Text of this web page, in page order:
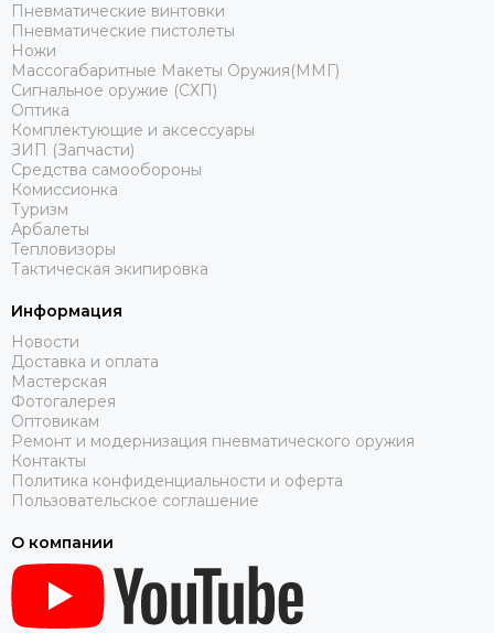
Пневматические винтовки
Пневматические пистолеты
Ножи
Массогабаритные Макеты Оружия(ММГ)
Сигнальное оружие (СХП)
Оптика
Комплектующие и аксессуары
ЗИП (Запчасти)
Средства самообороны
Комиссионка
Туризм
Арбалеты
Тепловизоры
Тактическая экипировка
Информация
Новости
Доставка и оплата
Мастерская
Фотогалерея
Оптовикам
Ремонт и модернизация пневматического оружия
Контакты
Политика конфиденциальности и оферта
Пользовательское соглашение
О компании